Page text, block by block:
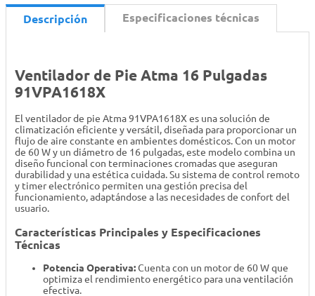
Descripción Especificaciones técnicas
Ventilador de Pie Atma 16 Pulgadas
91VPA1618X
El ventilador de pie Atma 91VPA1618X es una solución de
climatización eficiente y versátil, diseñada para proporcionar un
flujo de aire constante en ambientes domésticos. Con un motor
de 60 W y un diámetro de 16 pulgadas, este modelo combina un
diseño funcional con terminaciones cromadas que aseguran
durabilidad y una estética cuidada. Su sistema de control remoto
y timer electrónico permiten una gestión precisa del
funcionamiento, adaptándose a las necesidades de confort del
usuario.
Características Principales y Especificaciones
Técnicas
Potencia Operativa:Cuenta con un motor de 60 W que
optimiza el rendimiento energético para una ventilación
efectiva.